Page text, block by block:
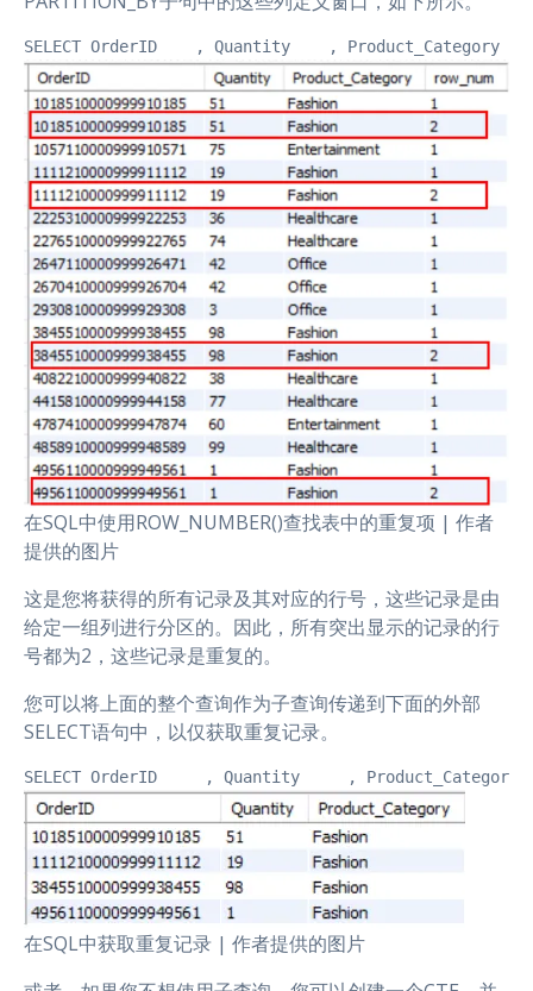
SELECT OrderID    , Quantity    , Product_Category    ,
在SQL中使用ROW_NUMBER()查找表中的重复项 | 作者
提供的图片
这是您将获得的所有记录及其对应的行号，这些记录是由
给定一组列进行分区的。因此，所有突出显示的记录的行
号都为2，这些记录是重复的。
您可以将上面的整个查询作为子查询传递到下面的外部
SELECT语句中，以仅获取重复记录。
SELECT OrderID     , Quantity     ,
在SQL中获取重复记录 | 作者提供的图片